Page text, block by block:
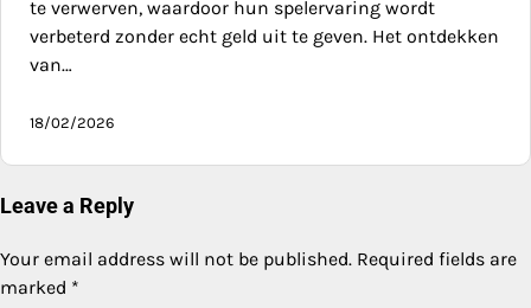
te verwerven, waardoor hun spelervaring wordt
verbeterd zonder echt geld uit te geven. Het ontdekken
van…
18/02/2026
Leave a Reply
Your email address will not be published. Required fields are
marked *